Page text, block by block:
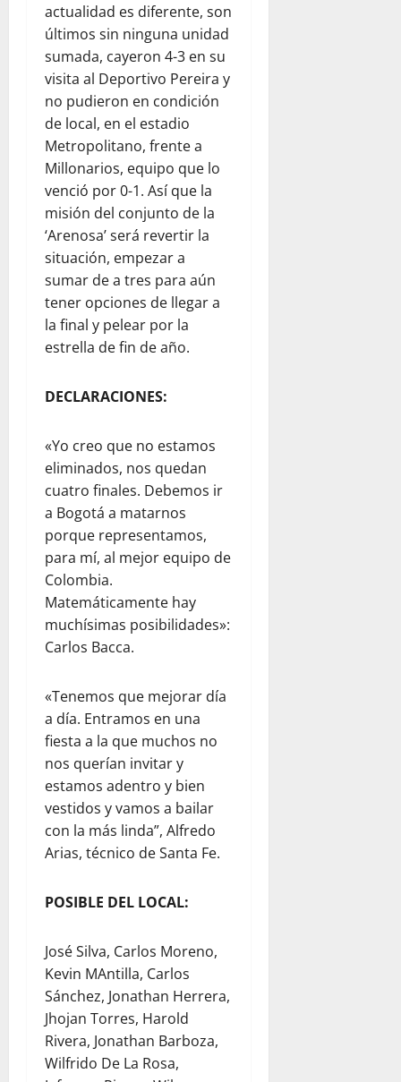
actualidad es diferente, son
últimos sin ninguna unidad
sumada, cayeron 4-3 en su
visita al Deportivo Pereira y
no pudieron en condición
de local, en el estadio
Metropolitano, frente a
Millonarios, equipo que lo
venció por 0-1. Así que la
misión del conjunto de la
‘Arenosa’ será revertir la
situación, empezar a
sumar de a tres para aún
tener opciones de llegar a
la final y pelear por la
estrella de fin de año.
DECLARACIONES:
«Yo creo que no estamos
eliminados, nos quedan
cuatro finales. Debemos ir
a Bogotá a matarnos
porque representamos,
para mí, al mejor equipo de
Colombia.
Matemáticamente hay
muchísimas posibilidades»:
Carlos Bacca.
«Tenemos que mejorar día
a día. Entramos en una
fiesta a la que muchos no
nos querían invitar y
estamos adentro y bien
vestidos y vamos a bailar
con la más linda”, Alfredo
Arias, técnico de Santa Fe.
POSIBLE DEL LOCAL:
José Silva, Carlos Moreno,
Kevin MAntilla, Carlos
Sánchez, Jonathan Herrera,
Jhojan Torres, Harold
Rivera, Jonathan Barboza,
Wilfrido De La Rosa,